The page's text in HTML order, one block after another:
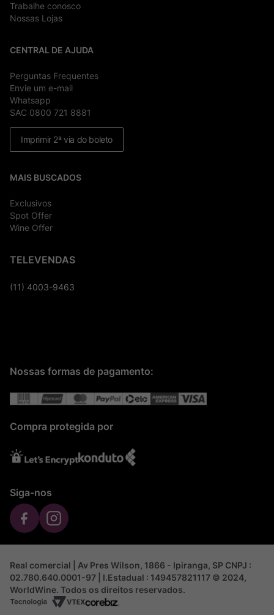
Trabalhe conosco
Nossas Lojas
CENTRAL DE AJUDA
Perguntas Frequentes
Envie um e-mail
Whatsapp
SAC 0800 721 8881
Imprimir 2ª via do boleto
MAIS BUSCADOS
Exclusivos
Spot Offer
Wine Offer
TELEVENDAS
(11) 4003-9463
Nossas formas de pagamento:
Compra protegida por
Siga-nos
Real comercial | Av Pres Wilson, 1866 - Ipiranga, SP CNPJ :
02.780.640.0001-97 | I.Estadual : 149457821117 © 2024,
WorldWine. Todos os direitos reservados.